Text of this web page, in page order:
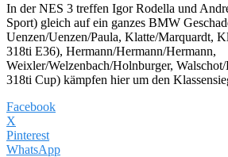
In der NES 3 treffen Igor Rodella und
Sport) gleich auf ein ganzes BMW
Uenzen/Uenzen/Paula, Klatte/Marquardt,
318ti E36), Hermann/Hermann/Hermann,
Weixler/Welzenbach/Holnburger,
318ti Cup) kämpfen hier um den
Facebook
X
Pinterest
WhatsApp